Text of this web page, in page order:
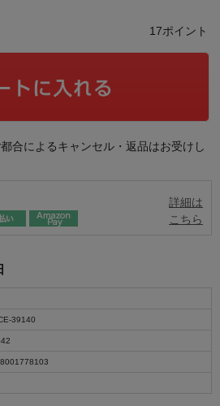
17ポイント
合によるキャンセル・返品はお受けし
詳細は
こちら
39140